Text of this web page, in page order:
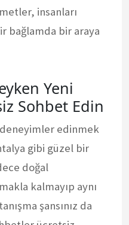
insanları
bağlamda bir araya
Yeni
Sohbet Edin
edinmek
gibi güzel bir
doğal
kalmayıp aynı
şansınız da